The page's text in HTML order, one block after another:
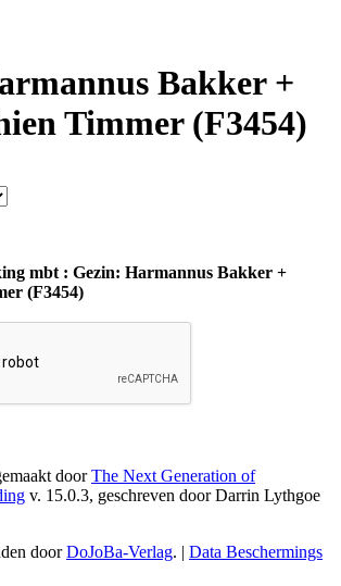
Bakker +
Timmer (F3454)
mbt : Gezin: Harmannus Bakker +
(F3454)
doorThe Next Generation of
v. 15.0.3, geschreven door Darrin Lythgoe
doorDoJoBa-Verlag. | Data Beschermings